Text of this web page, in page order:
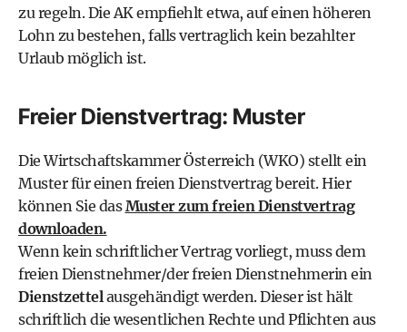
zu regeln. Die AK empfiehlt etwa, auf einen höheren
Lohn zu bestehen, falls vertraglich kein bezahlter
Urlaub möglich ist.
Freier Dienstvertrag: Muster
Die Wirtschaftskammer Österreich (WKO) stellt ein
Muster für einen freien Dienstvertrag bereit. Hier
können Sie dasMuster zum freien Dienstvertrag
downloaden.
Wenn kein schriftlicher Vertrag vorliegt, muss dem
freien Dienstnehmer/der freien Dienstnehmerin ein
Dienstzettelausgehändigt werden. Dieser ist hält
schriftlich die wesentlichen Rechte und Pflichten aus